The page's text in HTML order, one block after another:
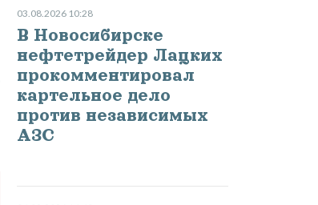
03.08.2026 10:28
В Новосибирске
нефтетрейдер Лацких
прокомментировал
картельное дело
против независимых
АЗС